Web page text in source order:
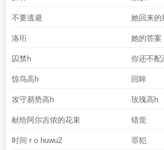
不要逃避 她回来的
洛珩 她的答案
囚禁h 你还不配
惊鸟高h 回眸
攻守易势高h 玫瑰高h
献给阿尔吉侬的花束 错觉
时间 r o huwu2 罪犯